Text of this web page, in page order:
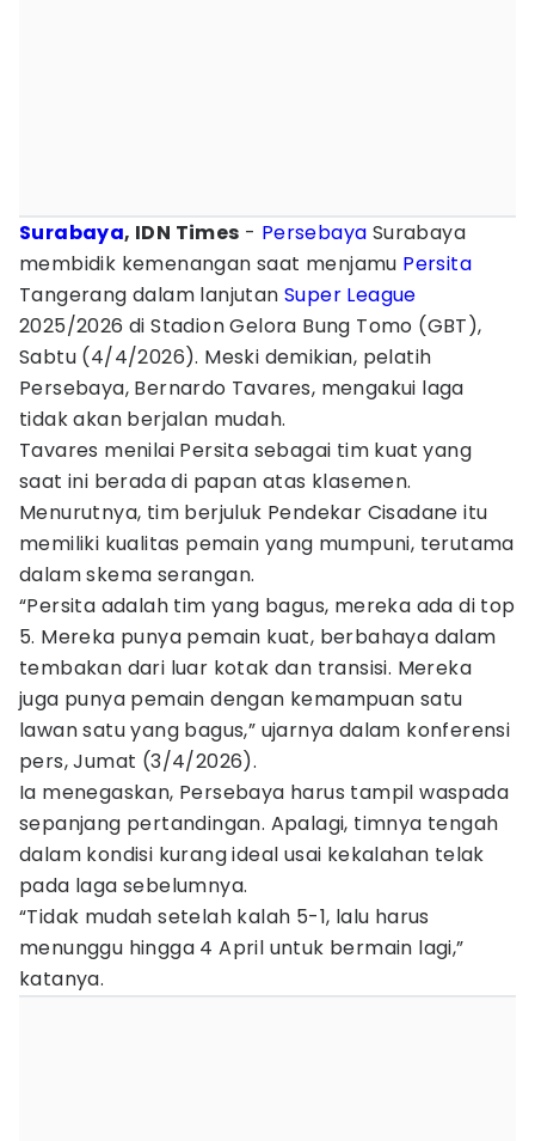
Surabaya, IDN Times - Persebaya Surabaya
membidik kemenangan saat menjamu Persita
Tangerang dalam lanjutan Super League
2025/2026 di Stadion Gelora Bung Tomo (GBT),
Sabtu (4/4/2026). Meski demikian, pelatih
Persebaya, Bernardo Tavares, mengakui laga
tidak akan berjalan mudah.
Tavares menilai Persita sebagai tim kuat yang
saat ini berada di papan atas klasemen.
Menurutnya, tim berjuluk Pendekar Cisadane itu
memiliki kualitas pemain yang mumpuni, terutama
dalam skema serangan.
“Persita adalah tim yang bagus, mereka ada di top
5. Mereka punya pemain kuat, berbahaya dalam
tembakan dari luar kotak dan transisi. Mereka
juga punya pemain dengan kemampuan satu
lawan satu yang bagus,” ujarnya dalam konferensi
pers, Jumat (3/4/2026).
Ia menegaskan, Persebaya harus tampil waspada
sepanjang pertandingan. Apalagi, timnya tengah
dalam kondisi kurang ideal usai kekalahan telak
pada laga sebelumnya.
“Tidak mudah setelah kalah 5-1, lalu harus
menunggu hingga 4 April untuk bermain lagi,”
katanya.